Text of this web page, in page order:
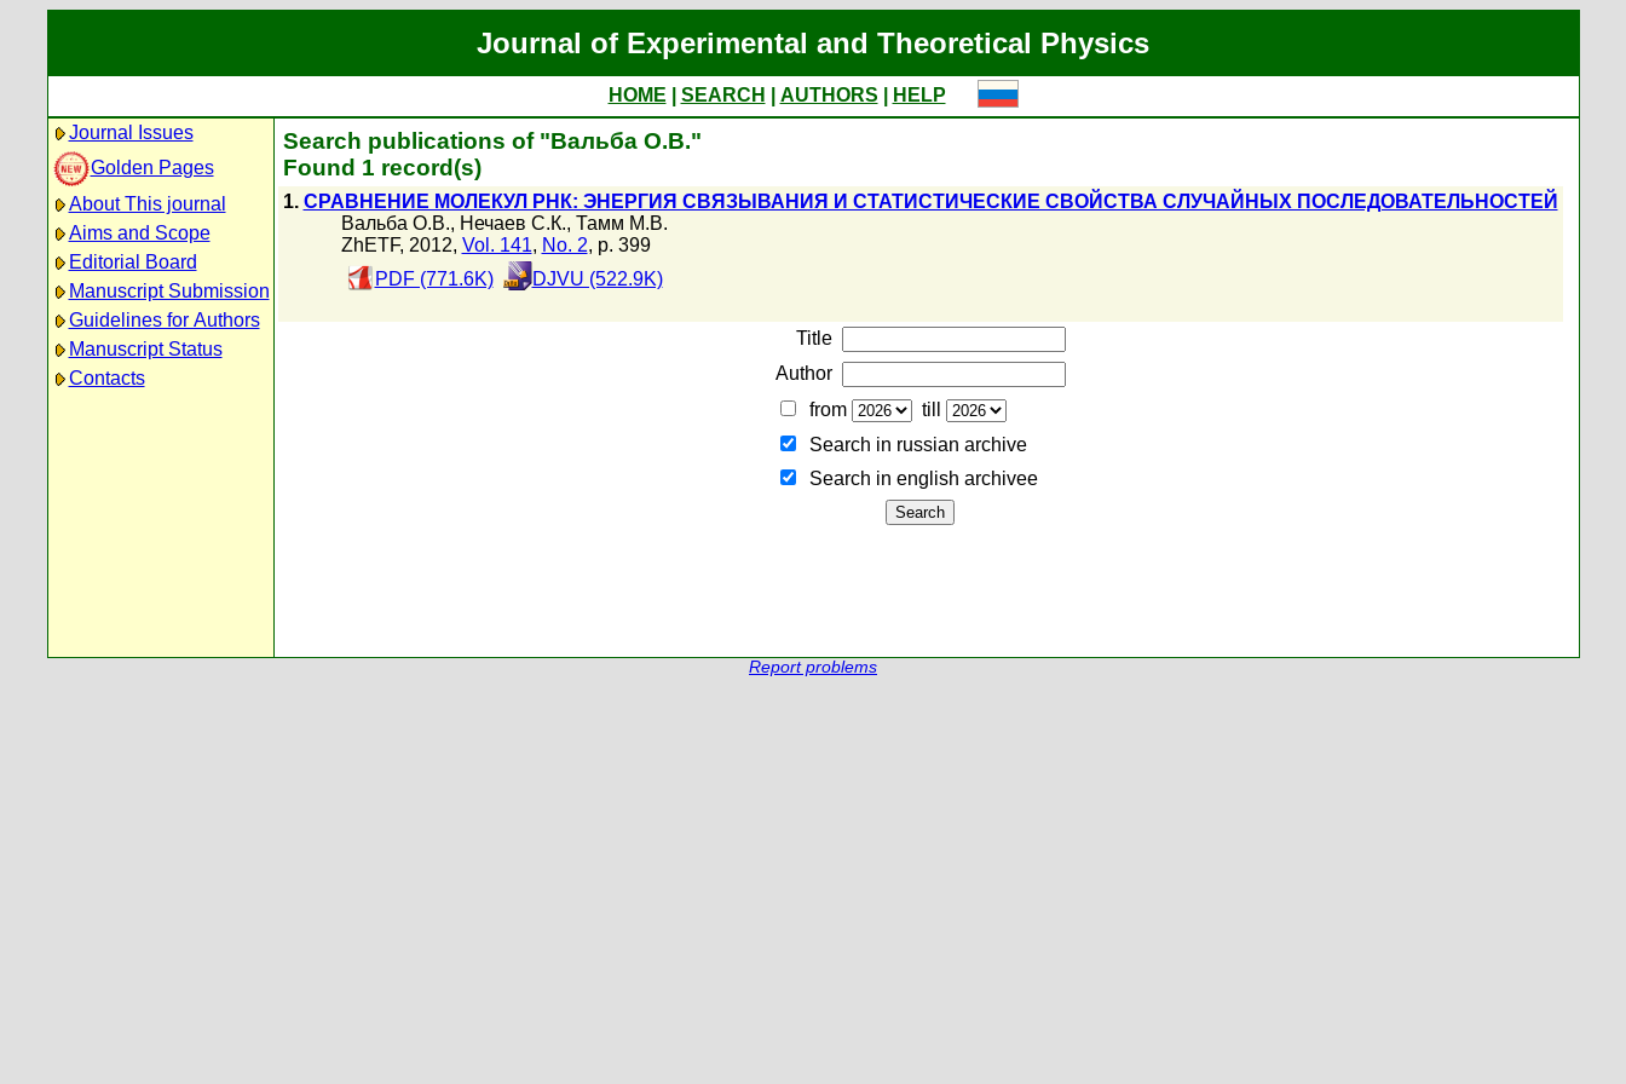
Journal of Experimental and Theoretical Physics
HOME SEARCH AUTHORS
HELP
Journal Issues
Golden Pages
About This journal
Aims and Scope
Editorial Board
Manuscript Submission
Guidelines for Authors
Manuscript Status
Contacts
Search publications of "Вальба О.В."
Found 1 record(s)
1. СРАВНЕНИЕ МОЛЕКУЛ РНК: ЭНЕРГИЯ СВЯЗЫВАНИЯ И СТАТИСТИЧЕСКИЕ СВОЙСТВА СЛУЧАЙНЫХ ПОСЛЕДОВАТЕЛЬНОСТЕЙ
Вальба О.В., Нечаев С.К., Тамм М.В.
ZhETF, 2012, Vol. 141, No. 2, p. 399
PDF (771.6K)
DJVU (522.9K)
Title
Author
from
till
Search in russian archive
Search in english archiveе
Report problems